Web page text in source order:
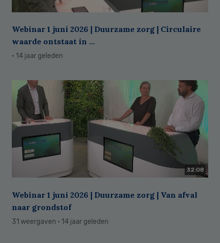
Webinar 1 juni 2026 | Duurzame zorg | Circulaire
waarde ontstaat in ...
· 14 jaar geleden
32:08
Webinar 1 juni 2026 | Duurzame zorg | Van afval
naar grondstof
31 weergaven · 14 jaar geleden